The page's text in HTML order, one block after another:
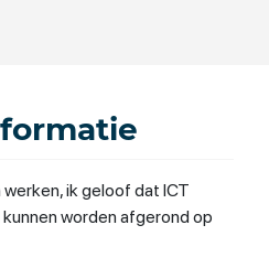
ik geloof dat ICT
worden afgerond op